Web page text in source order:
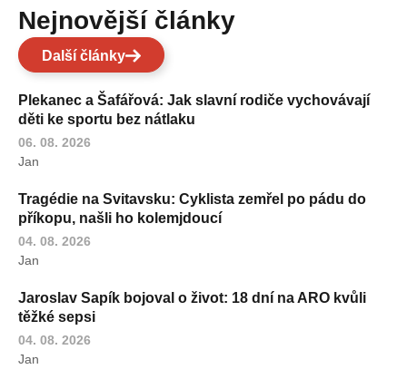
Nejnovější články
Další články
Plekanec a Šafářová: Jak slavní rodiče vychovávají
děti ke sportu bez nátlaku
06. 08. 2026
Jan
Tragédie na Svitavsku: Cyklista zemřel po pádu do
příkopu, našli ho kolemjdoucí
04. 08. 2026
Jan
Jaroslav Sapík bojoval o život: 18 dní na ARO kvůli
těžké sepsi
04. 08. 2026
Jan